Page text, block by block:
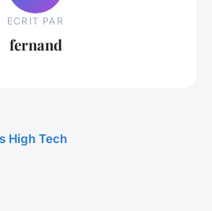
ECRIT PAR
fernand
High Tech